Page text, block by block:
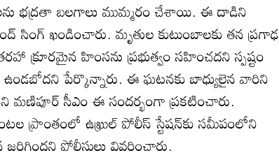
భద్రతా బలగాలు ముమ్మరం చేశాయి. ఈ దాడిని
ఖండించారు. మృతుల కుటుంబాలకు తన ప్రగాఢ
క్రూరమైన హింసను ప్రభుత్వం సహించదని స్పష్టం
ఉండబోదని పేర్కొన్నారు. ఈ ఘటనకు బాధ్యులైన వారిని
మణిపూర్ సీఎం ఈ సందర్భంగా ప్రకటించారు.
ప్రాంతంలో ఉఖ్రుల్ పోలీస్ స్టేషన్‌కు సమీపంలోని
పోలీసులు వివరించారు.